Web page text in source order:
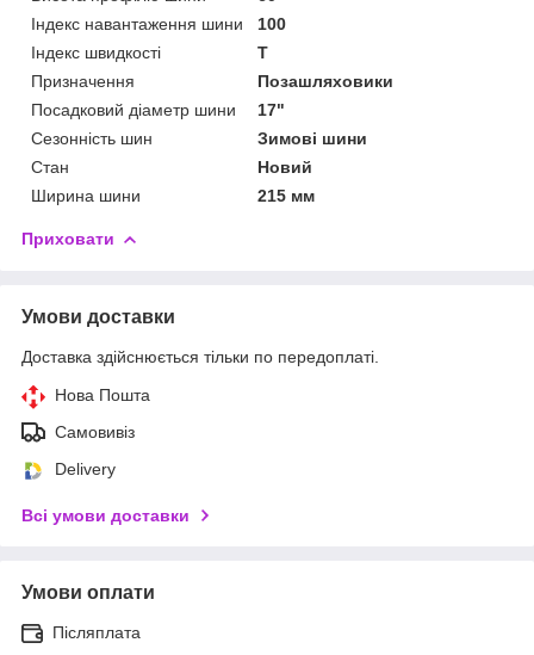
Індекс навантаження шини
100
Індекс швидкості
T
Призначення
Позашляховики
Посадковий діаметр шини
17"
Сезонність шин
Зимові шини
Стан
Новий
Ширина шини
215 мм
Приховати
Умови доставки
Доставка здійснюється тільки по передоплаті.
Нова Пошта
Самовивіз
Delivery
Всі умови доставки
Умови оплати
Післяплата